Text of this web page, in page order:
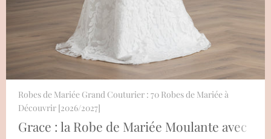
Robes de Mariée Grand Couturier : 70 Robes de Mariée à
Découvrir [2026/2027]
Grace : la Robe de Mariée Moulante avec